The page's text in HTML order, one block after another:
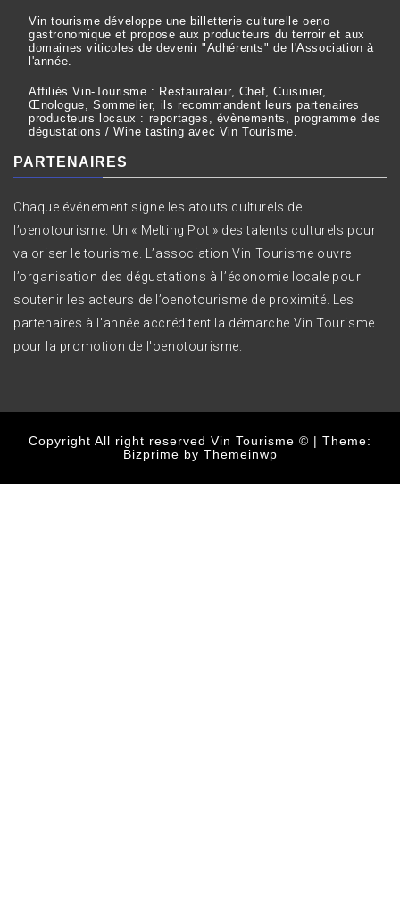
Vin tourisme développe une billetterie culturelle oeno
gastronomique et propose aux producteurs du terroir et aux
domaines viticoles de devenir "Adhérents" de l'Association à
l'année.
Affiliés Vin-Tourisme : Restaurateur, Chef, Cuisinier,
Œnologue, Sommelier, ils recommandent leurs partenaires
producteurs locaux : reportages, évènements, programme des
dégustations / Wine tasting avec Vin Tourisme.
PARTENAIRES
Chaque événement signe les atouts culturels de
l’oenotourisme. Un « Melting Pot » des talents culturels pour
valoriser le tourisme. L’association Vin Tourisme ouvre
l’organisation des dégustations à l’économie locale pour
soutenir les acteurs de l’oenotourisme de proximité. Les
partenaires à l'année accréditent la démarche Vin Tourisme
pour la promotion de l'oenotourisme.
Copyright All right reserved Vin Tourisme © | Theme:
Bizprime by Themeinwp